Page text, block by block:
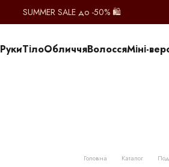
SUMMER SALE до -50% 🛍️
РукиТілоОбличчяВолоссяМіні-
Головна Каталог